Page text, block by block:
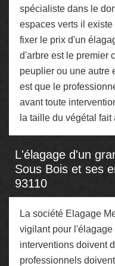
spécialiste dans le
espaces verts il
fixer le prix d'un
d'arbre est le premier
peuplier ou une autre
est que le
avant toute
la taille du végétal
L'élagage d'un
Sous Bois et ses
93110
La société Elagage
vigilant pour
interventions doivent
professionnels